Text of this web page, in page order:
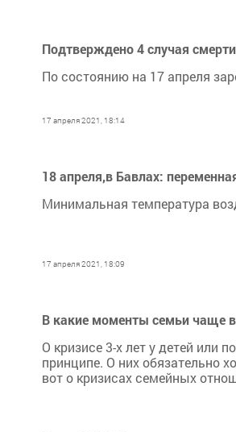
Подтверждено 4 случая
По состоянию на 17 апреля
17 апреля 2021, 18:14
18 апреля,в Бавлах:
Минимальная температура
17 апреля 2021, 18:09
В какие моменты семьи чаще
О кризисе 3-х лет у детей или
принципе. О них обязательно
вот о кризисах семейных